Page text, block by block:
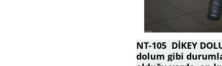
NT-105 DİKEY
dolum gibi